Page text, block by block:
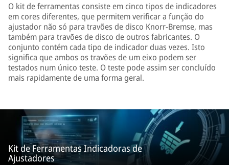
O kit de ferramentas consiste em cinco tipos de indicadores
em cores diferentes, que permitem verificar a função do
ajustador não só para travões de disco Knorr-Bremse, mas
também para travões de disco de outros fabricantes. O
conjunto contém cada tipo de indicador duas vezes. Isto
significa que ambos os travões de um eixo podem ser
testados num único teste. O teste pode assim ser concluído
mais rapidamente de uma forma geral.
Kit de Ferramentas Indicadoras de
Ajustadores